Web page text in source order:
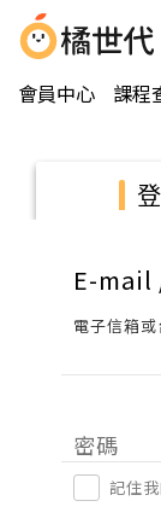
會員中心 課程
E-mail
電子信箱
密碼
記住